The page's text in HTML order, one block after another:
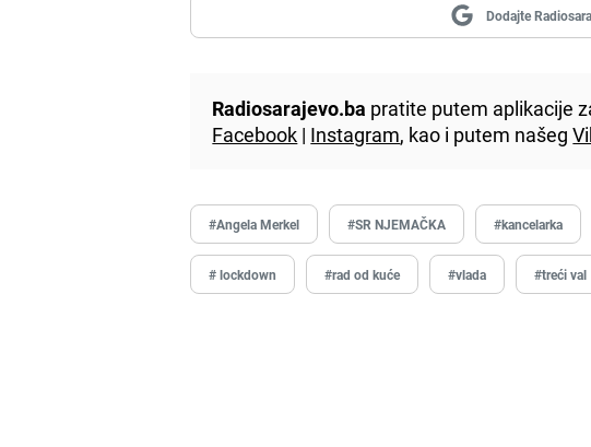
Dodajte
Radiosarajevo.ba pratite putem aplikacije
Facebook | Instagram, kao i putem našeg
#Angela Merkel #SR NJEMAČKA #kancelarka
# lockdown #rad od kuće #vlada #treći val